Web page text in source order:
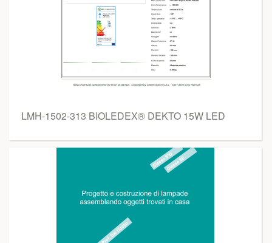
LMH-1502-313 BIOLEDEX® DEKTO 15W LED